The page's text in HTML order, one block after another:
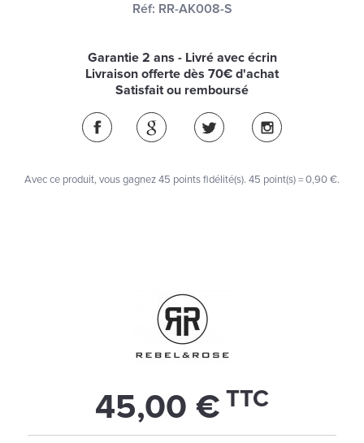
Réf: RR-AK008-S
Garantie 2 ans - Livré avec écrin
Livraison offerte dès 70€ d'achat
Satisfait ou remboursé
Avec ce produit, vous gagnez45 points fidélité(s). 45 point(s) =0,90 €.
45,00 € TTC